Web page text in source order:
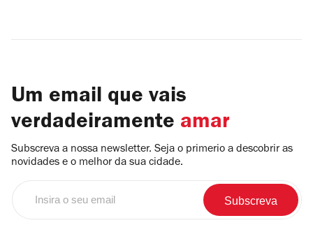
Um email que vais
verdadeiramente amar
Subscreva a nossa newsletter. Seja o primerio a descobrir as
novidades e o melhor da sua cidade.